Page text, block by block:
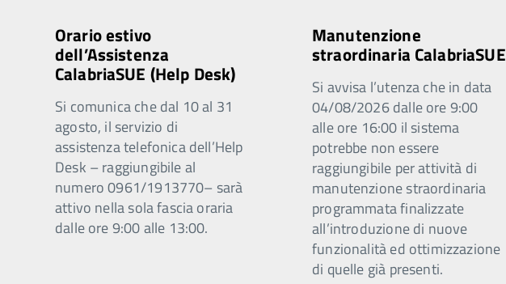
Orario estivo
dell’Assistenza
CalabriaSUE (Help Desk)
Si comunica che dal 10 al 31
agosto, il servizio di
assistenza telefonica dell’Help
Desk – raggiungibile al
numero 0961/1913770– sarà
attivo nella sola fascia oraria
dalle ore 9:00 alle 13:00.
Manutenzione
straordinaria CalabriaSUE
Si avvisa l’utenza che in data
04/08/2026 dalle ore 9:00
alle ore 16:00 il sistema
potrebbe non essere
raggiungibile per attività di
manutenzione straordinaria
programmata finalizzate
all’introduzione di nuove
funzionalità ed ottimizzazione
di quelle già presenti.